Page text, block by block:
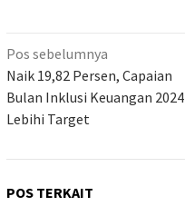
Navigasi
pos
Pos sebelumnya
Naik 19,82 Persen, Capaian
Bulan Inklusi Keuangan 2024
Lebihi Target
POS TERKAIT